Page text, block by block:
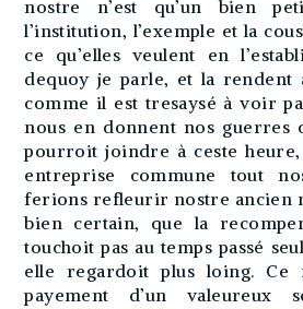
nostre n’est qu’un bien
l’institution, l’exemple et la
ce qu’elles veulent en
dequoy je parle, et la rendent
comme il est tresaysé à voir
nous en donnent nos guerres
pourroit joindre à ceste
entreprise commune tout
ferions refleurir nostre ancien
bien certain, que la
touchoit pas au temps passé
elle regardoit plus loing. Ce
payement d’un valeureux